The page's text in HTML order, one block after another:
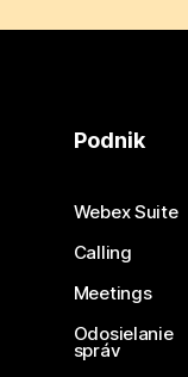
Podnik
Webex Suite
Calling
Meetings
Odosielanie
správ